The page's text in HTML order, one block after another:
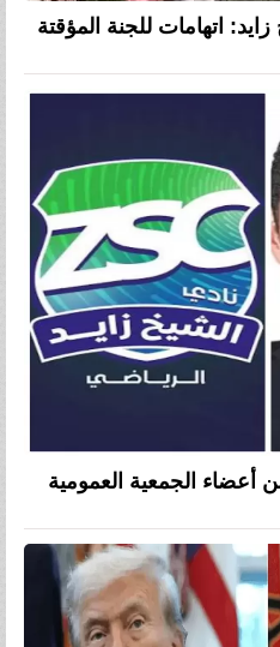
اتهامات للجنة المؤقتة
أعضاء الجمعية العمومية